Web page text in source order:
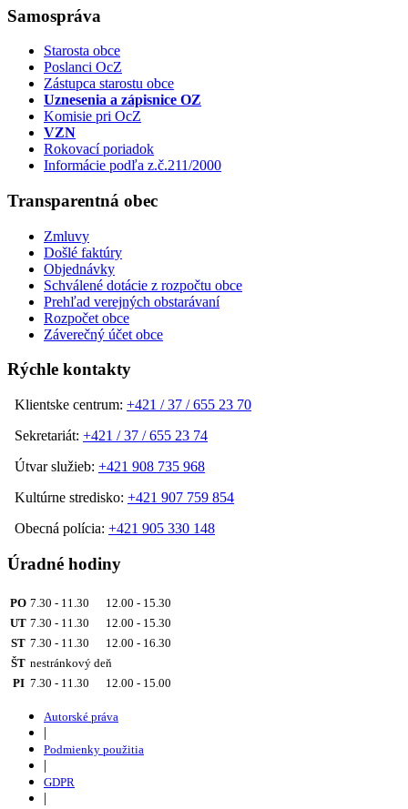
Samospráva
Starosta obce
Poslanci OcZ
Zástupca starostu obce
Uznesenia a zápisnice OZ
Komisie pri OcZ
VZN
Rokovací poriadok
Informácie podľa z.č.211/2000
Transparentná obec
Zmluvy
Došlé faktúry
Objednávky
Schválené dotácie z rozpočtu obce
Prehľad verejných obstarávaní
Rozpočet obce
Záverečný účet obce
Rýchle kontakty
Klientske centrum: +421 / 37 / 655 23 70
Sekretariát: +421 / 37 / 655 23 74
Útvar služieb: +421 908 735 968
Kultúrne stredisko: +421 907 759 854
Obecná polícia: +421 905 330 148
Úradné hodiny
PO 7.30 - 11.30 12.00 - 15.30
UT 7.30 - 11.30 12.00 - 15.30
ST 7.30 - 11.30 12.00 - 16.30
ŠT nestránkový deň
PI 7.30 - 11.30 12.00 - 15.00
Autorské práva
|
Podmienky použitia
|
GDPR
|